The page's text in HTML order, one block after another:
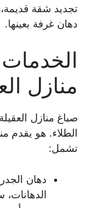
تجديد شقة
دهان غرفة بعينها.
منازل
صباغ منازل
الطلاء. هو يقدم
تشمل:
دهان